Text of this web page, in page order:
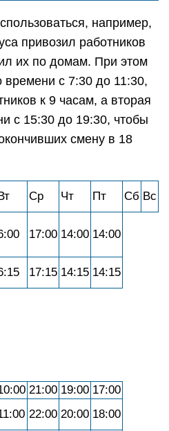
например,
привозил работников
их по домам. При этом
времени с 7:30 до 11:30,
к 9 часам, а вторая
с 15:30 до 19:30, чтобы
смену в 18
Cр Чт Пт Сб Вс
17:00 14:00 14:00
17:15 14:15 14:15
21:00 19:00 17:00
22:00 20:00 18:00